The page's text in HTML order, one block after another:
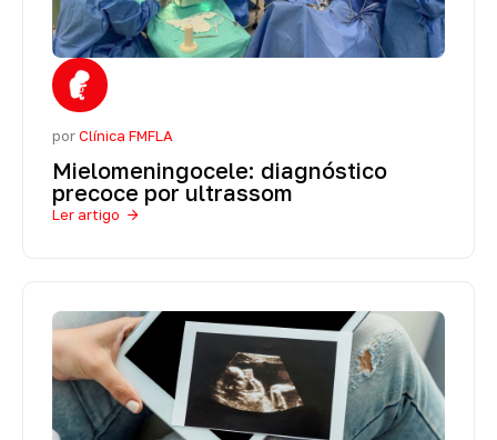
porClínica FMFLA
Mielomeningocele: diagnóstico
precoce por ultrassom
Ler artigo